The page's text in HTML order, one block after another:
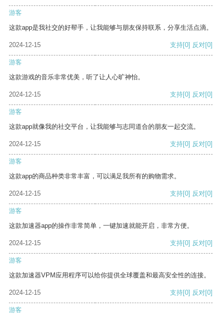
游客
这款app是我社交的好帮手，让我能够与朋友保持联系，分享生活点滴。
2024-12-15 支持[0] 反对[0]
游客
这款游戏的音乐非常优美，听了让人心旷神怡。
2024-12-15 支持[0] 反对[0]
游客
这款app就像我的社交平台，让我能够与志同道合的朋友一起交流。
2024-12-15 支持[0] 反对[0]
游客
这款app的商品种类非常丰富，可以满足我所有的购物需求。
2024-12-15 支持[0] 反对[0]
游客
这款加速器app的操作非常简单，一键加速就能开启，非常方便。
2024-12-15 支持[0] 反对[0]
游客
这款加速器VPM应用程序可以给你提供全球覆盖和最高安全性的连接。
2024-12-15 支持[0] 反对[0]
游客